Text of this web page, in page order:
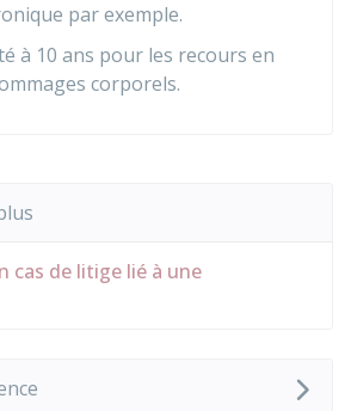
par exemple.
à 10 ans pour les recours en
corporels.
cas de litige lié à une